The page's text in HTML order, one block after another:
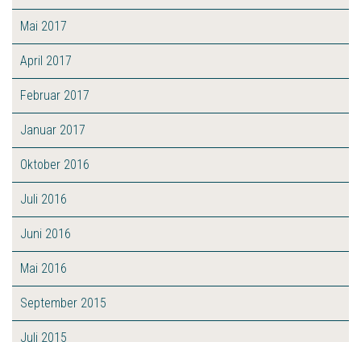
Mai 2017
April 2017
Februar 2017
Januar 2017
Oktober 2016
Juli 2016
Juni 2016
Mai 2016
September 2015
Juli 2015